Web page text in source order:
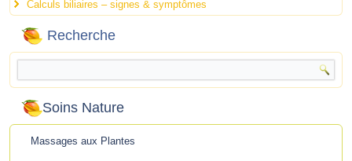
Calculs biliaires – signes & symptômes
Recherche
Soins Nature
Massages aux Plantes